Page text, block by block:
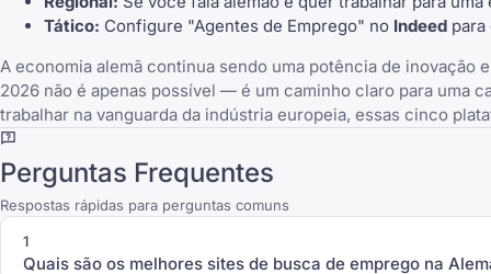
Tático: Configure "Agentes de Emprego" no Indeed
A economia alemã continua sendo uma potência de inovação
2026 não é apenas possível — é um caminho claro para uma
trabalhar na vanguarda da indústria europeia, essas cinco
Perguntas Frequentes
Respostas rápidas para perguntas comuns
1
Quais são os melhores sites de busca de emprego na